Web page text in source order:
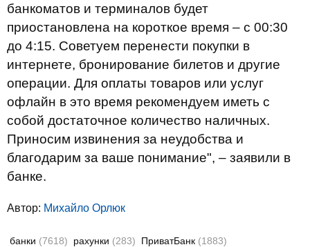
банкоматов и терминалов будет
приостановлена на короткое время – с 00:30
до 4:15. Советуем перенести покупки в
интернете, бронирование билетов и другие
операции. Для оплаты товаров или услуг
офлайн в это время рекомендуем иметь с
собой достаточное количество наличных.
Приносим извинения за неудобства и
благодарим за ваше понимание", – заявили в
банке.
Автор: Михайло Орлюк
банки (7618) рахунки (283) ПриватБанк (1883)